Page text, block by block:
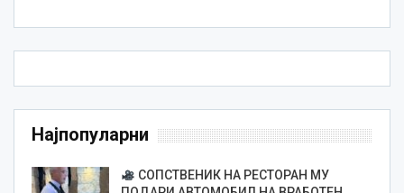
Најпопуларни
СОПСТВЕНИК НА РЕСТОРАН МУ